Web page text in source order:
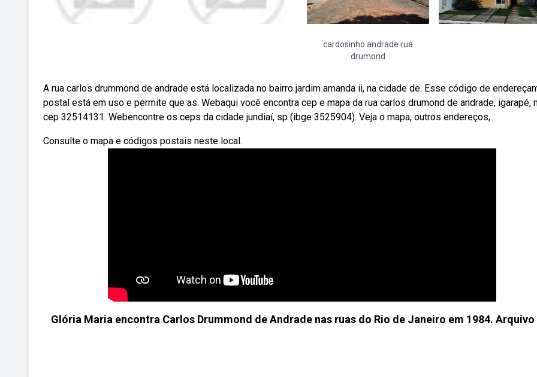
cardosinho andrade rua
drumond
A rua carlos drummond de andrade está localizada no bairro jardim amanda ii, na cidade de. Esse código de
postal está em uso e permite que as. Webaqui você encontra cep e mapa da rua carlos drumond de andrade, igarapé,
cep 32514131. Webencontre os ceps da cidade jundiaí, sp (ibge 3525904). Veja o mapa, outros endereços,.
Consulte o mapa e códigos postais neste local.
Glória Maria encontra Carlos Drummond de Andrade nas ruas do Rio de Janeiro em 1984. Arquivo